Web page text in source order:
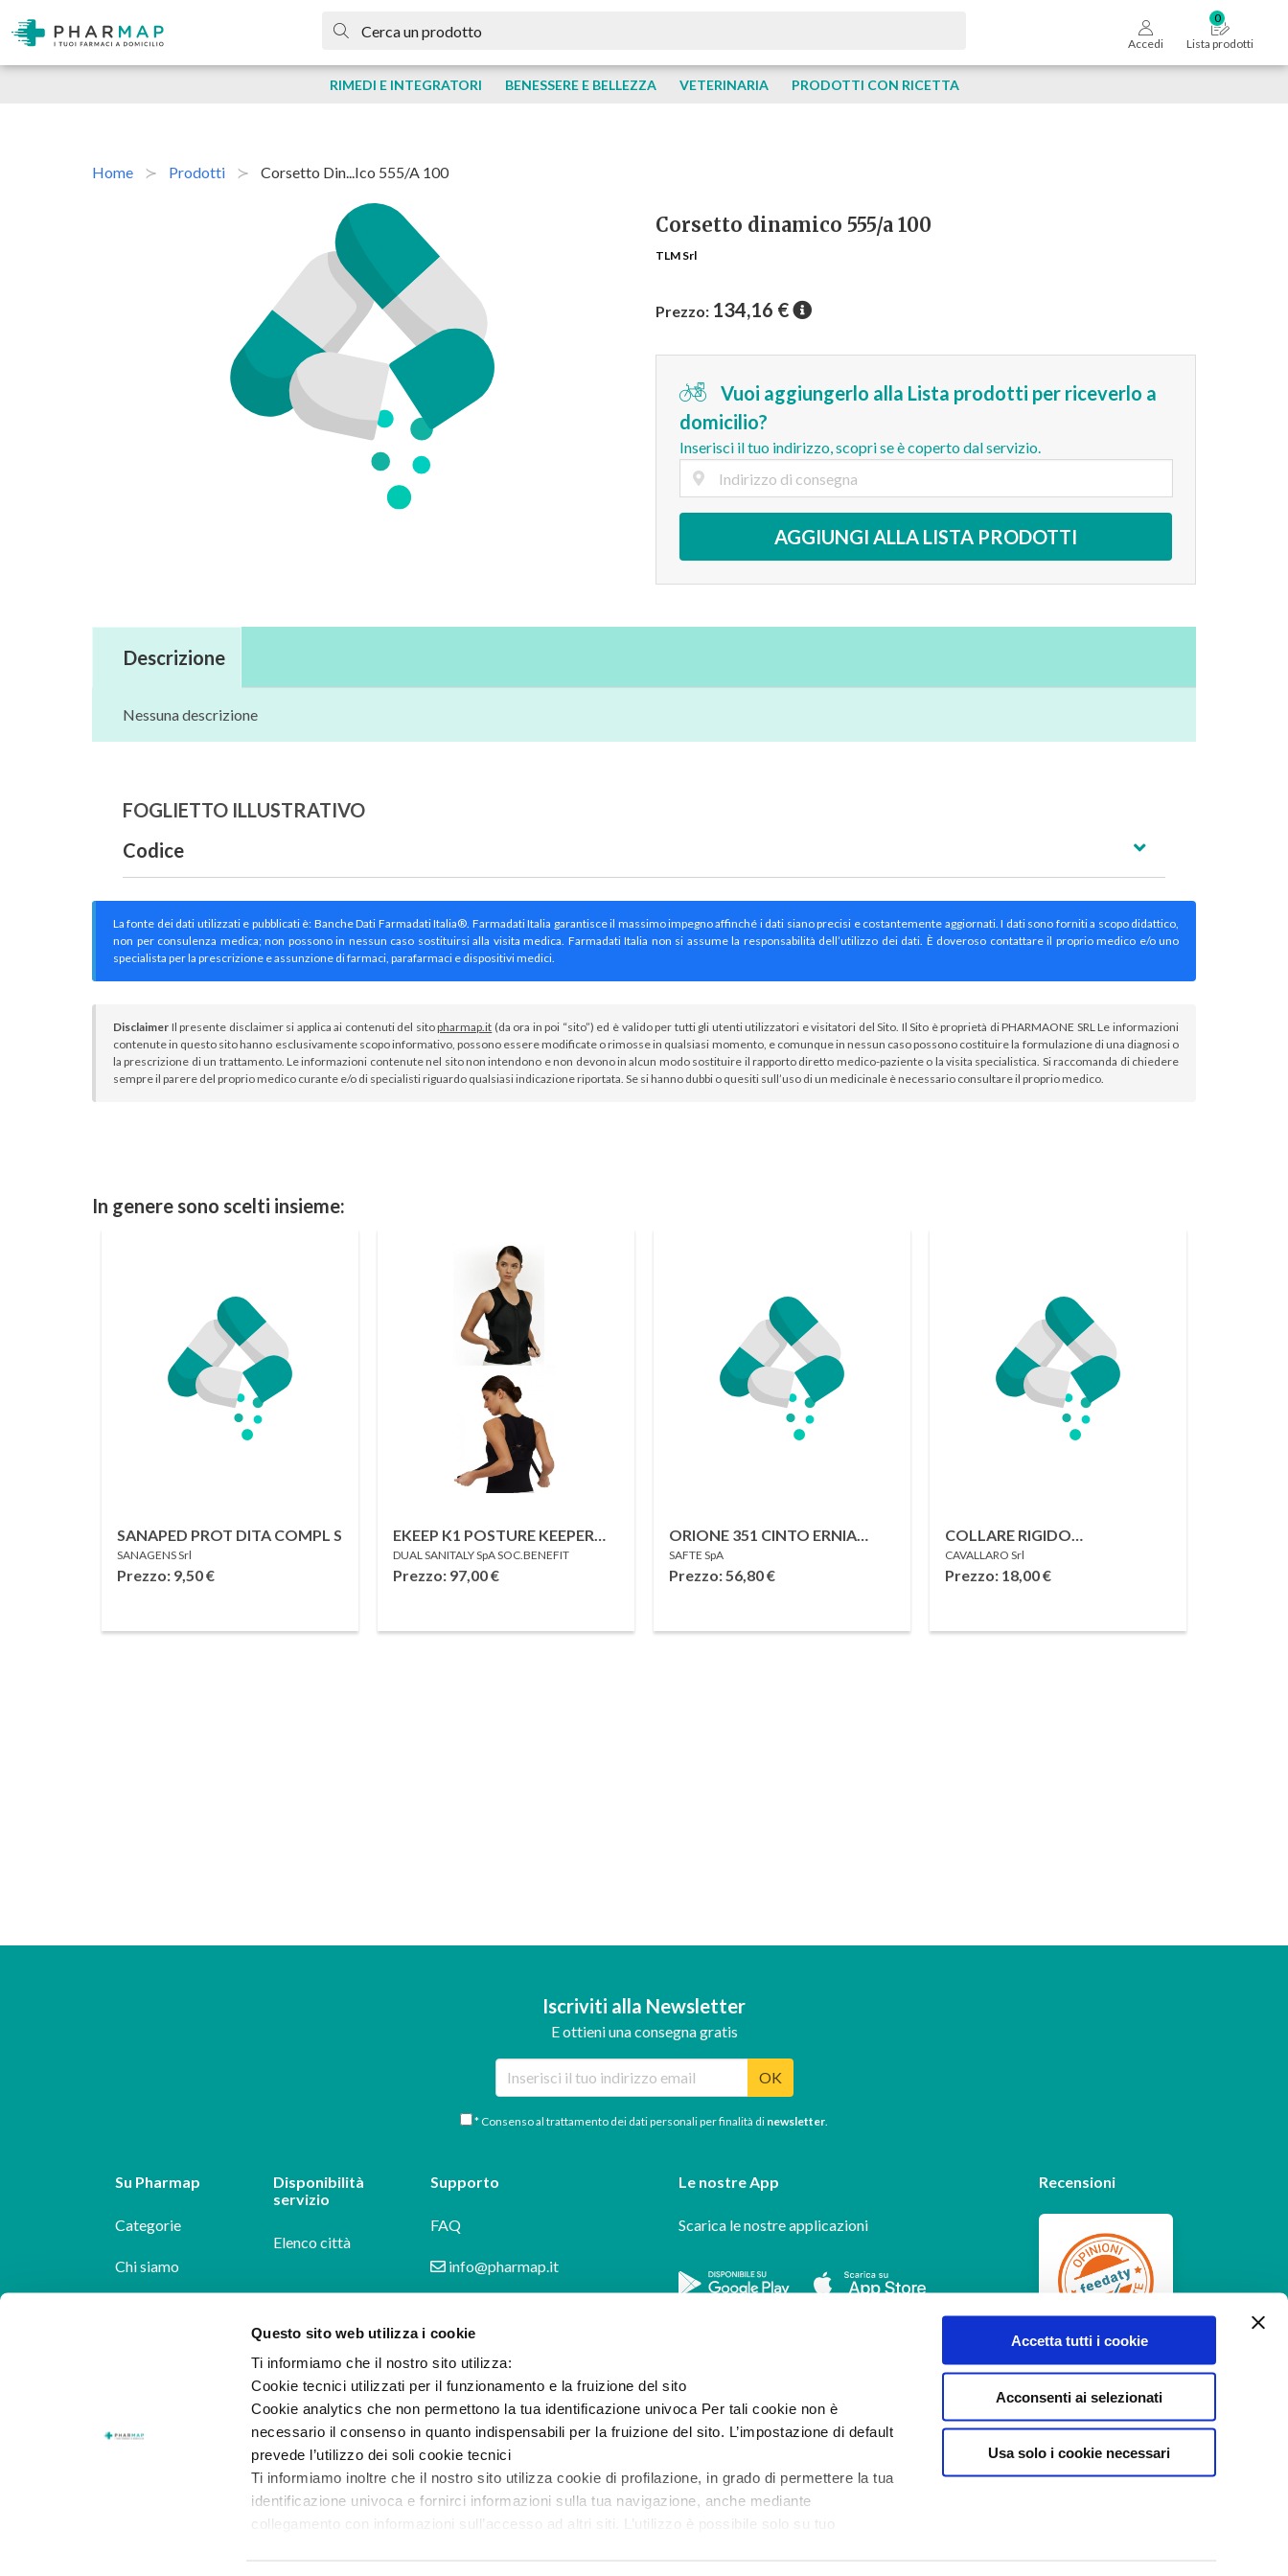
Questo sito web utilizza i cookie
Ti informiamo che il nostro sito utilizza:
Cookie tecnici utilizzati per il funzionamento e la fruizione del sito
Cookie analytics che non permettono la tua identificazione univoca Per tali cookie non è
necessario il consenso in quanto indispensabili per la fruizione del sito. L’impostazione di default
prevede l’utilizzo dei soli cookie tecnici
Ti informiamo inoltre che il nostro sito utilizza cookie di profilazione, in grado di permettere la tua
identificazione univoca e fornirci informazioni sulla tua navigazione, anche mediante
collegamento con informazioni sull’accesso ad altri siti. L’utilizzo è possibile solo su tuo
Accetta tutti i cookie
Acconsenti ai selezionati
Usa solo i cookie necessari
Accedi Lista prodotti
RIMEDI E INTEGRATORI BENESSERE E BELLEZZA VETERINARIA PRODOTTI CON RICETTA
Home Prodotti Corsetto Din...ico 555/a 100
Corsetto dinamico 555/a 100
TLM Srl
Prezzo: 134,16 €
Vuoi aggiungerlo alla Lista prodotti per riceverlo a
domicilio?
Inserisci il tuo indirizzo, scopri se è coperto dal servizio.
AGGIUNGI ALLA LISTA PRODOTTI
Descrizione
Nessuna descrizione
FOGLIETTO ILLUSTRATIVO
Codice
La fonte dei dati utilizzati e pubblicati è: Banche Dati Farmadati Italia®. Farmadati Italia garantisce il massimo impegno affinché i dati siano precisi e costantemente aggiornati. I dati sono forniti a scopo didattico,
non per consulenza medica; non possono in nessun caso sostituirsi alla visita medica. Farmadati Italia non si assume la responsabilità dell’utilizzo dei dati. È doveroso contattare il proprio medico e/o uno
specialista per la prescrizione e assunzione di farmaci, parafarmaci e dispositivi medici.
Disclaimer Il presente disclaimer si applica ai contenuti del sitopharmap.it (da ora in poi “sito”) ed è valido per tutti gli utenti utilizzatori e visitatori del Sito. Il Sito è proprietà di PHARMAONE SRL Le informazioni
contenute in questo sito hanno esclusivamente scopo informativo, possono essere modificate o rimosse in qualsiasi momento, e comunque in nessun caso possono costituire la formulazione di una diagnosi o
la prescrizione di un trattamento. Le informazioni contenute nel sito non intendono e non devono in alcun modo sostituire il rapporto diretto medico-paziente o la visita specialistica. Si raccomanda di chiedere
sempre il parere del proprio medico curante e/o di specialisti riguardo qualsiasi indicazione riportata. Se si hanno dubbi o quesiti sull’uso di un medicinale è necessario consultare il proprio medico.
In genere sono scelti insieme:
SANAPED PROT DITA COMPL S
SANAGENS Srl
Prezzo: 9,50€
EKEEP K1 POSTURE KEEPER
RICHIAMO DINAMICO
DORSALE DONNA 5
DUAL SANITALY SpA SOC.BENEFIT
Prezzo: 97,00€
ORIONE 351 CINTO ERNIA
MONOLATERALE CON
PELOTTA GRIGIO E BLU
SAFTE SpA
Prezzo: 56,80€
COLLARE RIGIDO
ORTOPEDICO IN
POLIURETANO REGOLABILE
LARGE 1 PEZZO
CAVALLARO Srl
Prezzo: 18,00€
Iscriviti alla Newsletter
E ottieni una consegna gratis
OK
* Consenso al trattamento dei dati personali per finalità di newsletter
Su Pharmap
Categorie
Chi siamo
Disponibilità
servizio
Elenco città
Supporto
FAQ
info@pharmap.it
Le nostre App
Scarica le nostre applicazioni
Recensioni
Feedaty4.7/5
-385